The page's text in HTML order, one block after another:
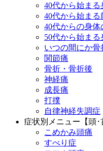
40代から始ま
40代から始ま
40代からの身
50代から始ま
いつの間にか骨
関節痛
骨折・骨折後
神経痛
成長痛
打撲
自律神経失調症
症状別メニュー【頭･
こめかみ頭痛
すべり症